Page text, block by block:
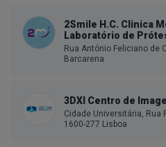
2Smile H.C. Clinica
Laboratório de
Rua António Feliciano de
Barcarena
3DXI Centro de
Cidade Universitária, Rua
1600-277 Lisboa